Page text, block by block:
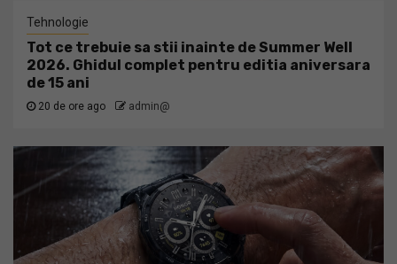
Tehnologie
Tot ce trebuie sa stii inainte de Summer Well
2026. Ghidul complet pentru editia aniversara
de 15 ani
20 de ore ago admin@